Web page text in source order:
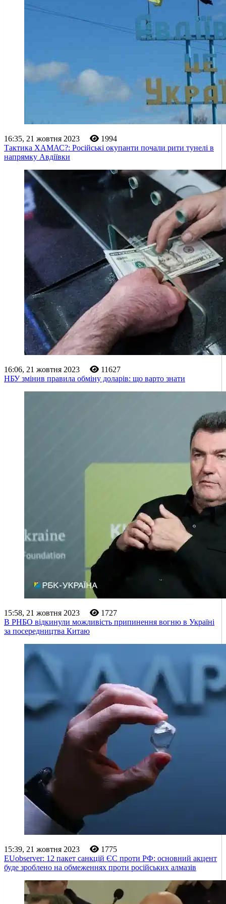
16:35, 21 жовтня 2023
1994
Тактика ХАМАС?: Російські окупанти почали рити тунелі в
напрямку Авдіївки
16:06, 21 жовтня 2023
11627
НБУ змінив правила обміну доларів: що варто знати
15:58, 21 жовтня 2023
1727
В РНБО відкинули можливість припинення вогню в Україні
за посередництва Китаю
15:39, 21 жовтня 2023
1775
EUobserver: 12 пакет санкцій ЄС проти РФ: основний акцент
буде зроблено на обмеженнях проти російських алмазів